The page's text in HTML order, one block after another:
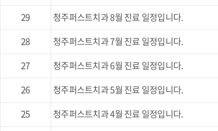
29
청주퍼스트치과 8월 진료 일정입니다.
28
청주퍼스트치과 7월 진료 일정입니다.
27
청주퍼스트치과 6월 진료 일정입니다.
26
청주퍼스트치과 5월 진료 일정입니다.
25
청주퍼스트치과 4월 진료 일정입니다.